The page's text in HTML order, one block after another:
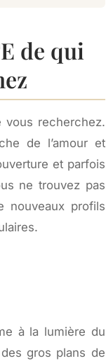
de qui
vous recherchez.
de l’amour et
et parfois
ne trouvez pas
nouveaux profils
à la lumière du
gros plans de